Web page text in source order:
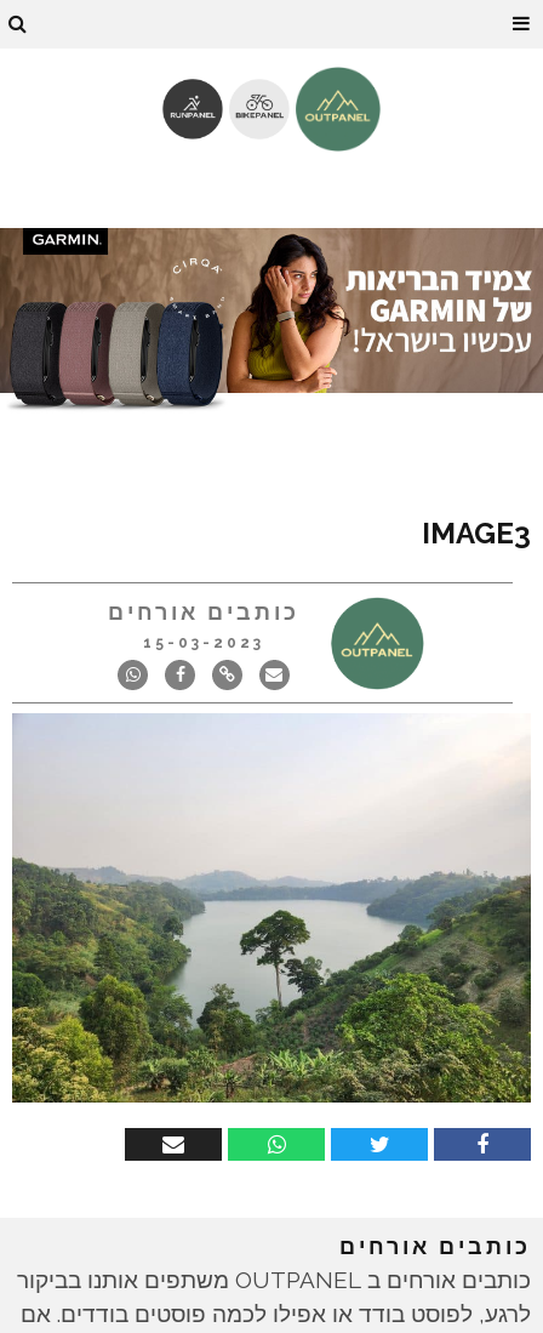
IMAGE3
כותבים אורחים
15-03-2023
כותבים אורחים
כותבים אורחים ב OUTPANEL משתפים אותנו בביקור
לרגע, לפוסט בודד או אפילו לכמה פוסטים בודדים. אם